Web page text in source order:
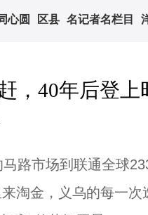
心圆 区县 名记者名栏目
，40年后登上
市场到联通全球
淘金，义乌的每一